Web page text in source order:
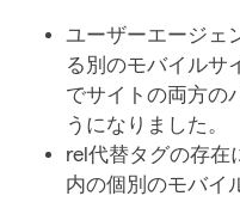
ユーザーエージェ
る別のモバイルサ
でサイトの両方の
うになりました。
rel代替タグの存在
内の個別のモバイ